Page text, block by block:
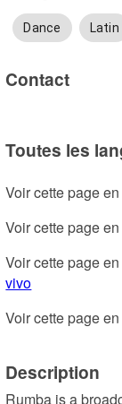
Dance Latin
Contact
Toutes les
Voir cette page
Voir cette page
Voir cette page
vivo
Voir cette page
Description
Rumba is a